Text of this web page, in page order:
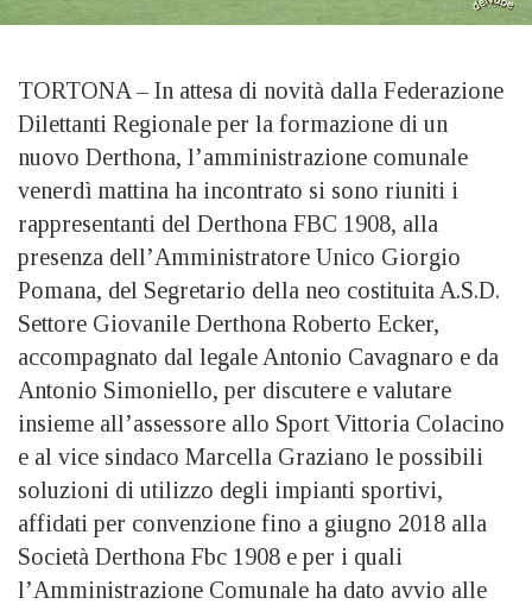
TORTONA – In attesa di novità dalla Federazione
Dilettanti Regionale per la formazione di un
nuovo Derthona, l’amministrazione comunale
venerdì mattina ha incontrato si sono riuniti i
rappresentanti del Derthona FBC 1908, alla
presenza dell’Amministratore Unico Giorgio
Pomana, del Segretario della neo costituita A.S.D.
Settore Giovanile Derthona Roberto Ecker,
accompagnato dal legale Antonio Cavagnaro e da
Antonio Simoniello, per discutere e valutare
insieme all’assessore allo Sport Vittoria Colacino
e al vice sindaco Marcella Graziano le possibili
soluzioni di utilizzo degli impianti sportivi,
affidati per convenzione fino a giugno 2018 alla
Società Derthona Fbc 1908 e per i quali
l’Amministrazione Comunale ha dato avvio alle